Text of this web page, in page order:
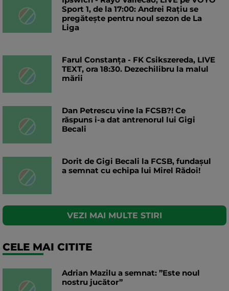
Sport 1, de la 17:00: Andrei Rațiu se
pregătește pentru noul sezon de La
Liga
Farul Constanța - FK Csikszereda, LIVE
TEXT, ora 18:30. Dezechilibru la malul
mării
Dan Petrescu vine la FCSB?! Ce
răspuns i-a dat antrenorul lui Gigi
Becali
Dorit de Gigi Becali la FCSB, fundașul
a semnat cu echipa lui Mirel Rădoi!
VEZI MAI MULTE STIRI
CELE MAI CITITE
Adrian Mazilu a semnat: ”Este noul
nostru jucător”